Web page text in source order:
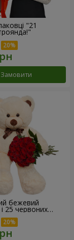
"21
Замовити
бежевий
25 червоних